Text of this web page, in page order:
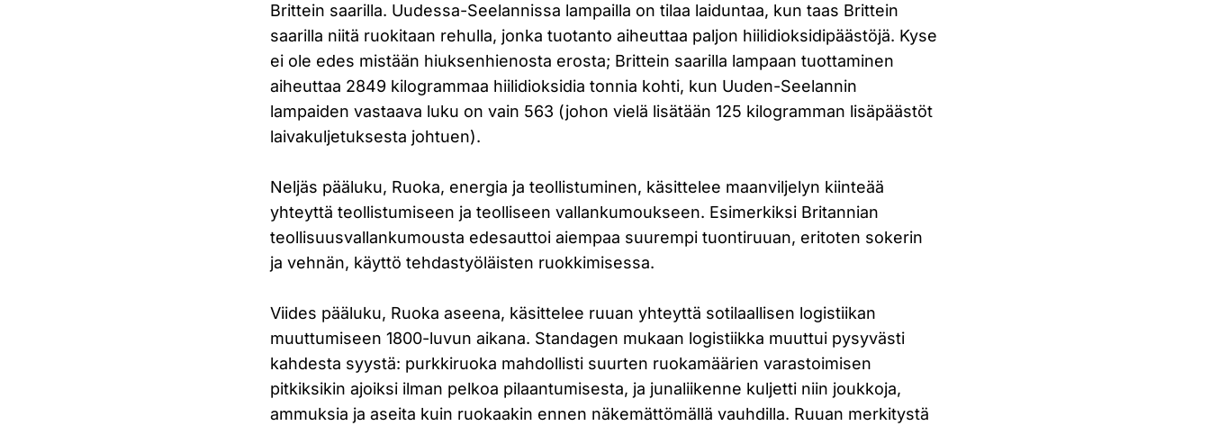
Brittein saarilla. Uudessa-Seelannissa lampailla on tilaa laiduntaa, kun taas Brittein
saarilla niitä ruokitaan rehulla, jonka tuotanto aiheuttaa paljon hiilidioksidipäästöjä. Kyse
ei ole edes mistään hiuksenhienosta erosta; Brittein saarilla lampaan tuottaminen
aiheuttaa 2849 kilogrammaa hiilidioksidia tonnia kohti, kun Uuden-Seelannin
lampaiden vastaava luku on vain 563 (johon vielä lisätään 125 kilogramman lisäpäästöt
laivakuljetuksesta johtuen).
Neljäs pääluku, Ruoka, energia ja teollistuminen, käsittelee maanviljelyn kiinteää
yhteyttä teollistumiseen ja teolliseen vallankumoukseen. Esimerkiksi Britannian
teollisuusvallankumousta edesauttoi aiempaa suurempi tuontiruuan, eritoten sokerin
ja vehnän, käyttö tehdastyöläisten ruokkimisessa.
Viides pääluku, Ruoka aseena, käsittelee ruuan yhteyttä sotilaallisen logistiikan
muuttumiseen 1800-luvun aikana. Standagen mukaan logistiikka muuttui pysyvästi
kahdesta syystä: purkkiruoka mahdollisti suurten ruokamäärien varastoimisen
pitkiksikin ajoiksi ilman pelkoa pilaantumisesta, ja junaliikenne kuljetti niin joukkoja,
ammuksia ja aseita kuin ruokaakin ennen näkemättömällä vauhdilla. Ruuan merkitystä